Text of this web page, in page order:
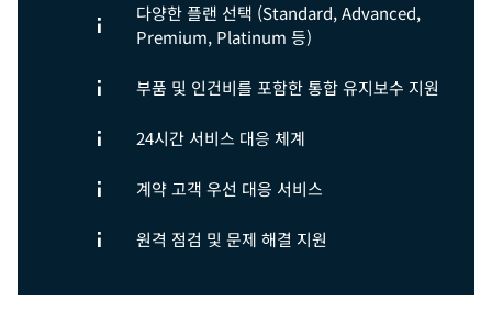
다양한 플랜 선택 (Standard, Advanced,
Premium, Platinum 등)
부품 및 인건비를 포함한 통합 유지보수 지원
24시간 서비스 대응 체계
계약 고객 우선 대응 서비스
원격 점검 및 문제 해결 지원